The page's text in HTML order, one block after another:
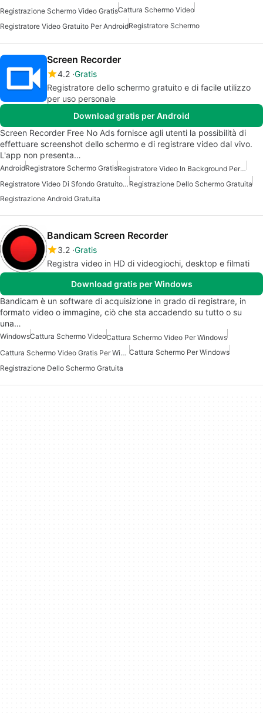
Registrazione Schermo Video GratisCattura Schermo Video
Registratore Video Gratuito Per AndroidRegistratore Schermo
Screen Recorder
4.2 Gratis
Registratore dello schermo gratuito e di facile utilizzo
per uso personale
Download gratis per Android
Screen Recorder Free No Ads fornisce agli utenti la possibilità di
effettuare screenshot dello schermo e di registrare video dal vivo.
L'app non presenta…
AndroidRegistratore Schermo Gratis
Registratore Video In Background Per Android
Registratore Video Di Sfondo Gratuito Per AndroidRegistrazione Dello Schermo Gratuita
Registrazione Android Gratuita
Bandicam Screen Recorder
3.2 Gratis
Registra video in HD di videogiochi, desktop e filmati
Download gratis per Windows
Bandicam è un software di acquisizione in grado di registrare, in
formato video o immagine, ciò che sta accadendo su tutto o su
una…
WindowsCattura Schermo VideoCattura Schermo Video Per Windows
Cattura Schermo Video Gratis Per Windows Cattura Schermo Per Windows
Registrazione Dello Schermo Gratuita